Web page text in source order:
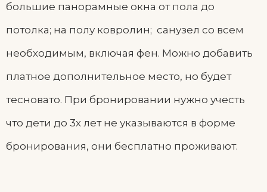
большие панорамные окна от пола до
потолка; на полу ковролин; санузел со всем
необходимым, включая фен. Можно добавить
платное дополнительное место, но будет
тесновато. При бронировании нужно учесть
что дети до 3х лет не указываются в форме
бронирования, они бесплатно проживают.